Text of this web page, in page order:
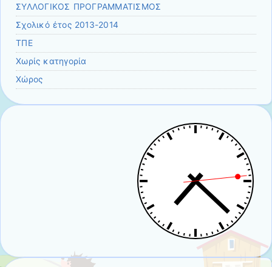
ΣΥΛΛΟΓΙΚΟΣ ΠΡΟΓΡΑΜΜΑΤΙΣΜΟΣ
Σχολικό έτος 2013-2014
ΤΠΕ
Χωρίς κατηγορία
Χώρος